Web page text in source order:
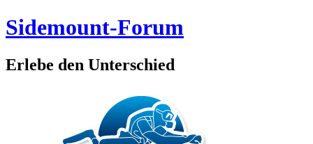
Sidemount-Forum
Erlebe den Unterschied